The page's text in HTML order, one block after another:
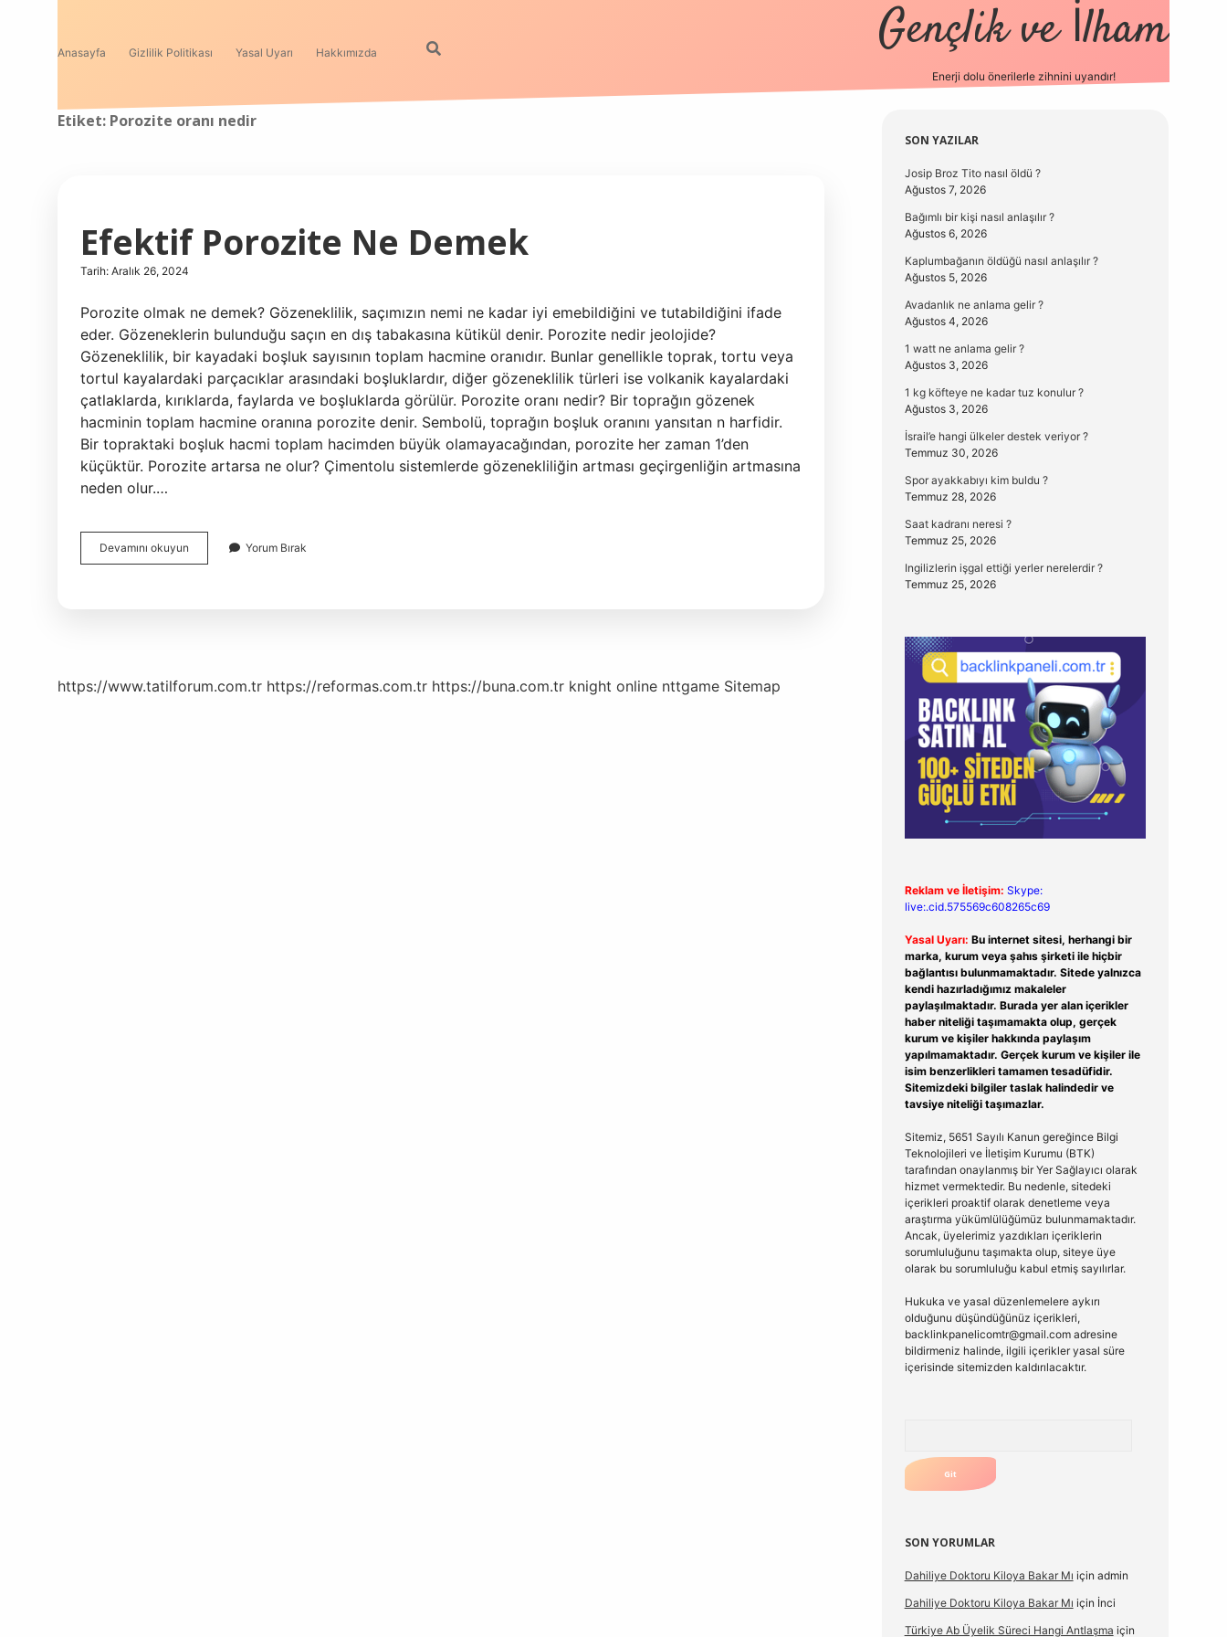
Anasayfa Gizlilik Politikası Yasal Uyarı Hakkımızda Gençlik ve İlham
Enerji dolu önerilerle zihnini uyandır!
Etiket: Porozite oranı nedir
Efektif Porozite Ne Demek
Tarih: Aralık 26, 2024
Porozite olmak ne demek? Gözeneklilik, saçımızın nemi ne kadar iyi emebildiğini ve tutabildiğini ifade
eder. Gözeneklerin bulunduğu saçın en dış tabakasına kütikül denir. Porozite nedir jeolojide?
Gözeneklilik, bir kayadaki boşluk sayısının toplam hacmine oranıdır. Bunlar genellikle toprak, tortu veya
tortul kayalardaki parçacıklar arasındaki boşluklardır, diğer gözeneklilik türleri ise volkanik kayalardaki
çatlaklarda, kırıklarda, faylarda ve boşluklarda görülür. Porozite oranı nedir? Bir toprağın gözenek
hacminin toplam hacmine oranına porozite denir. Sembolü, toprağın boşluk oranını yansıtan n harfidir.
Bir topraktaki boşluk hacmi toplam hacimden büyük olamayacağından, porozite her zaman 1’den
küçüktür. Porozite artarsa ne olur? Çimentolu sistemlerde gözenekliliğin artması geçirgenliğin artmasına
neden olur.…
Devamını okuyun
Porozite
Yorum Bırak
https://www.tatilforum.com.tr https://reformas.com.tr https://buna.com.tr knight online nttgame Sitemap
Sidebar
SON YAZILAR
Josip Broz Tito nasıl öldü ?
Ağustos 7, 2026
Bağımlı bir kişi nasıl anlaşılır ?
Ağustos 6, 2026
Kaplumbağanın öldüğü nasıl anlaşılır ?
Ağustos 5, 2026
Avadanlık ne anlama gelir ?
Ağustos 4, 2026
1 watt ne anlama gelir ?
Ağustos 3, 2026
1 kg köfteye ne kadar tuz konulur ?
Ağustos 3, 2026
İsrail’e hangi ülkeler destek veriyor ?
Temmuz 30, 2026
Spor ayakkabıyı kim buldu ?
Temmuz 28, 2026
Saat kadranı neresi ?
Temmuz 25, 2026
Ingilizlerin işgal ettiği yerler nerelerdir ?
Temmuz 25, 2026
Reklam ve İletişim: Skype:
live:.cid.575569c608265c69
Yasal Uyarı: Bu internet sitesi, herhangi bir
marka, kurum veya şahıs şirketi ile hiçbir
bağlantısı bulunmamaktadır. Sitede yalnızca
kendi hazırladığımız makaleler
paylaşılmaktadır. Burada yer alan içerikler
haber niteliği taşımamakta olup, gerçek
kurum ve kişiler hakkında paylaşım
yapılmamaktadır. Gerçek kurum ve kişiler ile
isim benzerlikleri tamamen tesadüfidir.
Sitemizdeki bilgiler taslak halindedir ve
tavsiye niteliği taşımazlar.
Sitemiz, 5651 Sayılı Kanun gereğince Bilgi
Teknolojileri ve İletişim Kurumu (BTK)
tarafından onaylanmış bir Yer Sağlayıcı olarak
hizmet vermektedir. Bu nedenle, sitedeki
içerikleri proaktif olarak denetleme veya
araştırma yükümlülüğümüz bulunmamaktadır.
Ancak, üyelerimiz yazdıkları içeriklerin
sorumluluğunu taşımakta olup, siteye üye
olarak bu sorumluluğu kabul etmiş sayılırlar.
Hukuka ve yasal düzenlemelere aykırı
olduğunu düşündüğünüz içerikleri,
backlinkpanelicomtr@gmail.comadresine
bildirmeniz halinde, ilgili içerikler yasal süre
içerisinde sitemizden kaldırılacaktır.
SON YORUMLAR
Dahiliye Doktoru Kiloya Bakar Mı için admin
Dahiliye Doktoru Kiloya Bakar Mı için İnci
Türkiye Ab Üyelik Süreci Hangi Antlaşma için